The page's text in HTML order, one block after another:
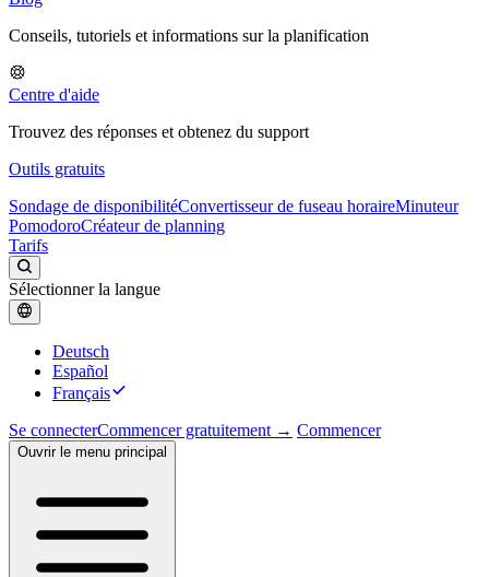
Conseils, tutoriels et informations sur la planification
Centre d'aide
Trouvez des réponses et obtenez du support
Outils gratuits
Sondage de disponibilitéConvertisseur de fuseau horaireMinuteur
PomodoroCréateur de planning
Tarifs
Sélectionner la langue
Deutsch
Español
Français
Se connecterCommencer gratuitement → Commencer
Ouvrir le menu principal